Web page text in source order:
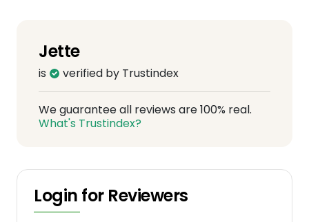
Jette
is verified by Trustindex
We guarantee all reviews are 100% real.
What's Trustindex?
Login for Reviewers